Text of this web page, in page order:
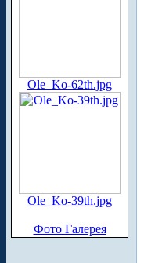
Ole_Ko-62th.jpg
Ole_Ko-39th.jpg
Фото Галерея